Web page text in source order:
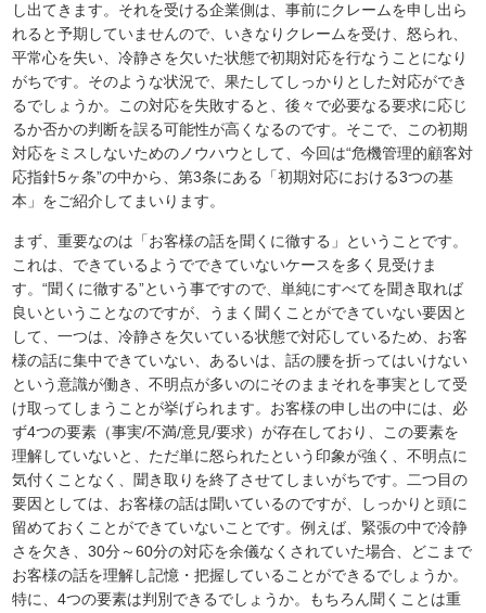
し出てきます。それを受ける企業側は、事前にクレームを申し出ら
れると予期していませんので、いきなりクレームを受け、怒られ、
平常心を失い、冷静さを欠いた状態で初期対応を行なうことになり
がちです。そのような状況で、果たしてしっかりとした対応ができ
るでしょうか。この対応を失敗すると、後々で必要なる要求に応じ
るか否かの判断を誤る可能性が高くなるのです。そこで、この初期
対応をミスしないためのノウハウとして、今回は“危機管理的顧客対
応指針5ヶ条”の中から、第3条にある「初期対応における3つの基
本」をご紹介してまいります。
まず、重要なのは「お客様の話を聞くに徹する」ということです。
これは、できているようでできていないケースを多く見受けま
す。“聞くに徹する”という事ですので、単純にすべてを聞き取れば
良いということなのですが、うまく聞くことができていない要因と
して、一つは、冷静さを欠いている状態で対応しているため、お客
様の話に集中できていない、あるいは、話の腰を折ってはいけない
という意識が働き、不明点が多いのにそのままそれを事実として受
け取ってしまうことが挙げられます。お客様の申し出の中には、必
ず4つの要素（事実/不満/意見/要求）が存在しており、この要素を
理解していないと、ただ単に怒られたという印象が強く、不明点に
気付くことなく、聞き取りを終了させてしまいがちです。二つ目の
要因としては、お客様の話は聞いているのですが、しっかりと頭に
留めておくことができていないことです。例えば、緊張の中で冷静
さを欠き、30分～60分の対応を余儀なくされていた場合、どこまで
お客様の話を理解し記憶・把握していることができるでしょうか。
特に、4つの要素は判別できるでしょうか。もちろん聞くことは重